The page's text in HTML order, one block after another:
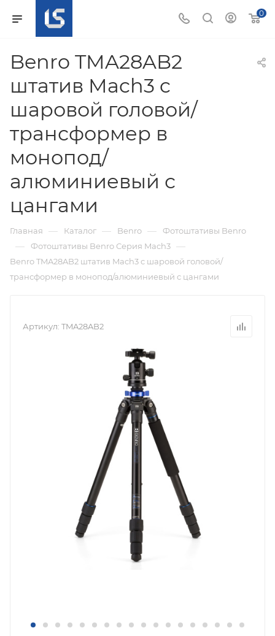
0
Benro TMA28AB2
штатив Mach3 c
шаровой головой/
трансформер в
монопод/
алюминиевый с
цангами
Главная — Каталог — Benro — Фотоштативы Benro
— Фотоштативы Benro Серия Mach3 —
Benro TMA28AB2 штатив Mach3 c шаровой головой/
трансформер в монопод/алюминиевый с цангами
Артикул: TMA28AB2